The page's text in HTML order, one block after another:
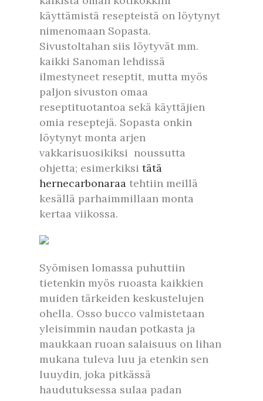
käyttämistä resepteistä on löytynyt
nimenomaan Sopasta.
Sivustoltahan siis löytyvät mm.
kaikki Sanoman lehdissä
ilmestyneet reseptit, mutta myös
paljon sivuston omaa
reseptituotantoa sekä käyttäjien
omia reseptejä. Sopasta onkin
löytynyt monta arjen
vakkarisuosikiksi noussutta
ohjetta; esimerkiksi tätä
hernecarbonaraa tehtiin meillä
kesällä parhaimmillaan monta
kertaa viikossa.
Syömisen lomassa puhuttiin
tietenkin myös ruoasta kaikkien
muiden tärkeiden keskustelujen
ohella. Osso bucco valmistetaan
yleisimmin naudan potkasta ja
maukkaan ruoan salaisuus on lihan
mukana tuleva luu ja etenkin sen
luuydin, joka pitkässä
haudutuksessa sulaa padan